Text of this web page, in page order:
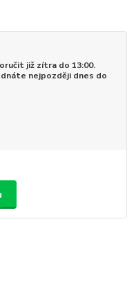
již zítra do 13:00.
nejpozději dnes do